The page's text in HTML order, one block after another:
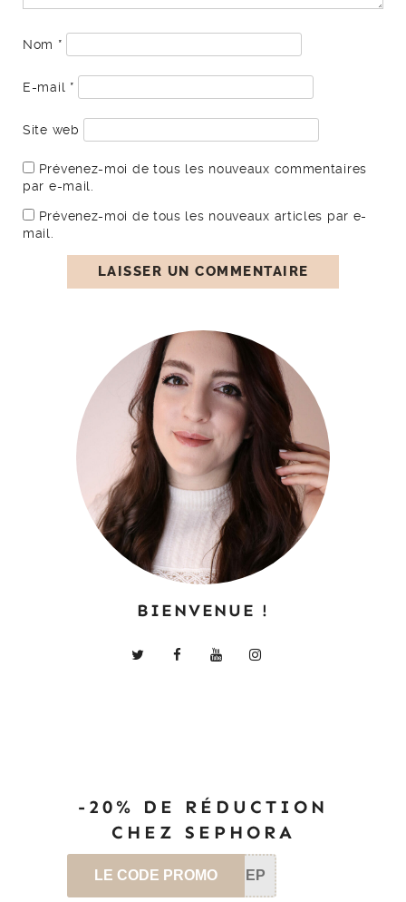
Nom *
E-mail *
Site web
Prévenez-moi de tous les nouveaux commentaires
par e-mail.
Prévenez-moi de tous les nouveaux articles par e-
mail.
BIENVENUE !
-20% DE RÉDUCTION
CHEZ SEPHORA
LE CODE PROMO SEP